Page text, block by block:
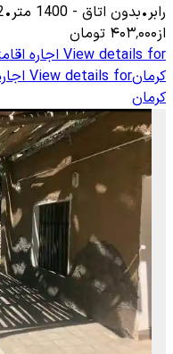
رابر•بدون اتاق -
1400 متر•
از۴۰۳٬۰۰۰ تومان
View details for اجاره
کرمانView details for
کرمان